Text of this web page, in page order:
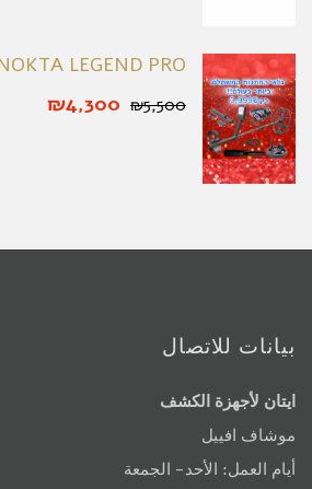
NOKTA LEGEND PRO
₪5,500
₪4,300
بيانات للاتصال
ايتان لأجهزة الكشف
موشاف افييل
أيام العمل: الأحد- الجمعة